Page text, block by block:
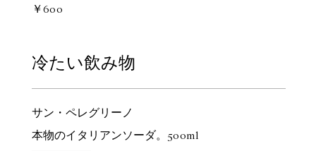
￥600
冷たい飲み物
サン・ペレグリーノ
本物のイタリアンソーダ。500ml